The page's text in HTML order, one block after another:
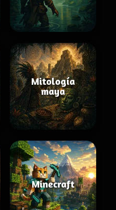
Mitología
maya
Minecraft